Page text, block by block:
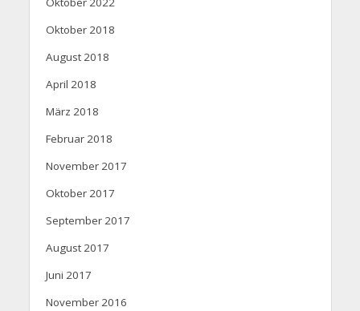
Oktober 2018
August 2018
April 2018
März 2018
Februar 2018
November 2017
Oktober 2017
September 2017
August 2017
Juni 2017
November 2016